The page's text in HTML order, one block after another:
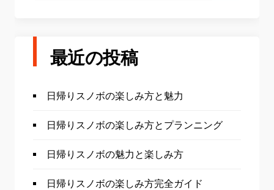
最近の投稿
日帰りスノボの楽しみ方と魅力
日帰りスノボの楽しみ方とプランニング
日帰りスノボの魅力と楽しみ方
日帰りスノボの楽しみ方完全ガイド